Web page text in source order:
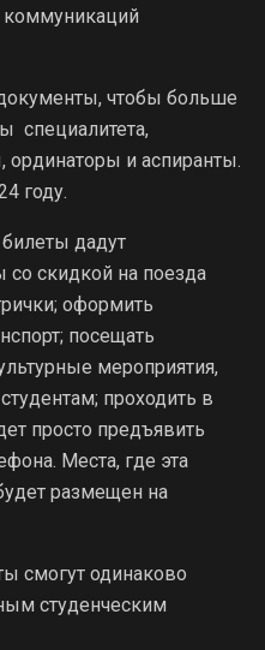
коммуникаций
чтобы больше
специалитета,
ординаторы и аспиранты.
году.
дадут
со скидкой на поезда
оформить
посещать
мероприятия,
проходить в
просто предъявить
Места, где эта
размещен на
смогут одинаково
студенческим